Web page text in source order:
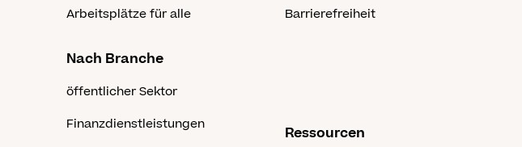
Arbeitsplätze für alle
Nach Branche
öffentlicher Sektor
Finanzdienstleistungen
Barrierefreiheit
Ressourcen